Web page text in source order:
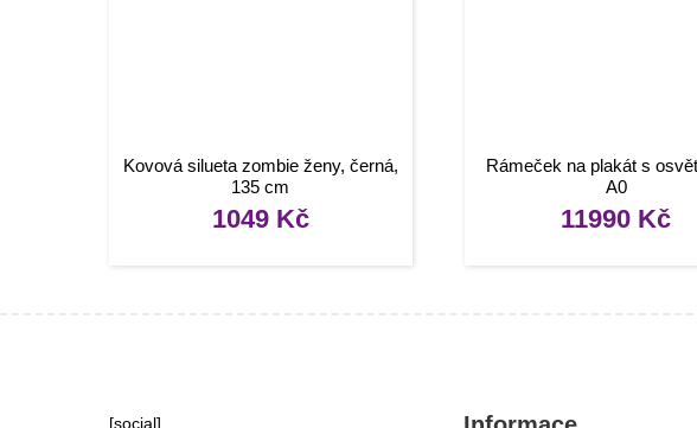
Kovová silueta zombie ženy, černá,
135 cm
1049 Kč
Rámeček na plakát s
A0
11990 Kč
[social]